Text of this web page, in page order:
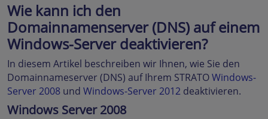
Wie kann ich den
Domainnamenserver (DNS) auf einem
Windows-Server deaktivieren?
In diesem Artikel beschreiben wir Ihnen, wie Sie den
Domainnameserver (DNS) auf Ihrem STRATOWindows-
Server 2008 und Windows-Server 2012 deaktivieren.
Windows Server 2008